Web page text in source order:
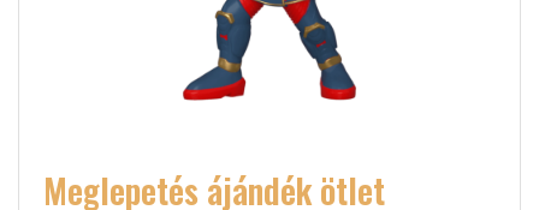
Meglepetés ájándék ötlet